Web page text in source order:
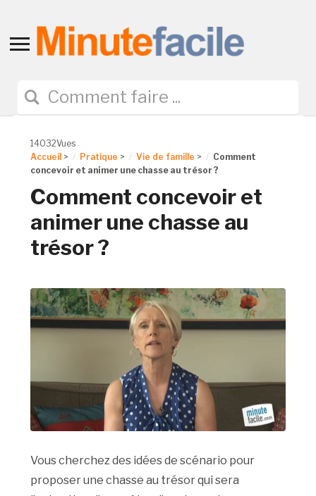
Toggle
navigation
14032Vues
Accueil > Pratique > Vie de famille >
Comment
concevoir et animer une chasse au trésor ?
Comment concevoir et
animer une chasse au
trésor ?
Vous cherchez des idées de scénario pour
proposer une chasse au trésor qui sera